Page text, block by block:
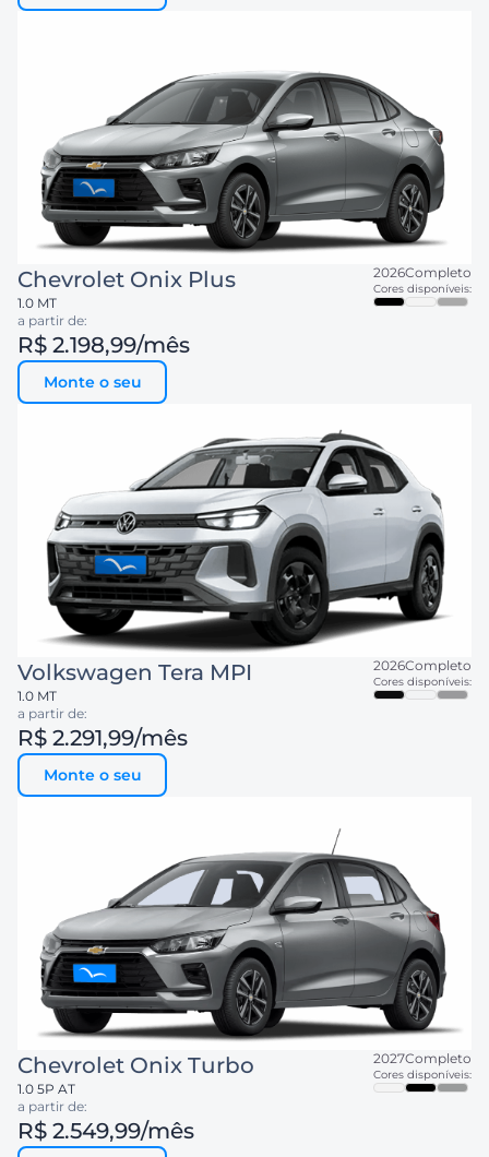
Chevrolet Onix Plus
1.0 MT
2026Completo
Cores disponíveis:
a partir de:
R$ 2.198,99/mês
Monte o seu
Volkswagen Tera MPI
1.0 MT
2026Completo
Cores disponíveis:
a partir de:
R$ 2.291,99/mês
Monte o seu
Chevrolet Onix Turbo
1.0 5P AT
2027Completo
Cores disponíveis:
a partir de:
R$ 2.549,99/mês